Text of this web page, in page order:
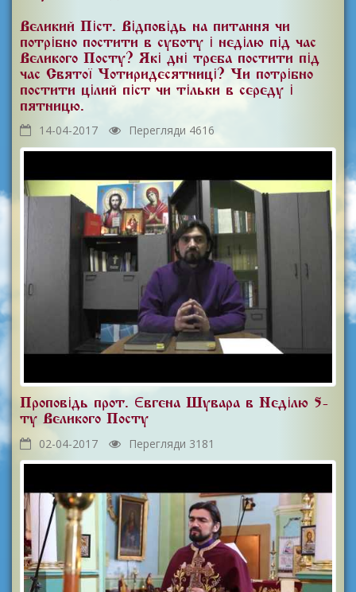
Великий Піст. Відповідь на питання чи
потрібно постити в суботу і неділю під час
Великого Посту? Які дні треба постити під
час Святої Чотиридесятниці? Чи потрібно
постити цілий піст чи тільки в середу і
пятницю.
14-04-2017 Перегляди 4616
Проповідь прот. Євгена Шувара в Неділю 5-
ту Великого Посту
02-04-2017 Перегляди 3181